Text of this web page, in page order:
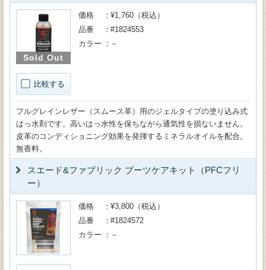
Sold Out
比較する
価格
¥1,760（税込）
品番
#1824553
カラー
－
フルグレインレザー（スムース革）用のジェルタイプの塗り込み式
はっ水剤です。高いはっ水性を保ちながら通気性を損ないません。
皮革のコンディショニング効果を発揮するミネラルオイルを配合。
無香料。
スエード&ファブリック ブーツケアキット（PFCフリ
ー）
価格
¥3,800（税込）
品番
#1824572
カラー
－